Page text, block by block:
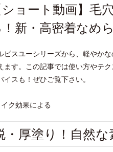
ショート動画】
！新・高密着なめ
ビスユーシリーズから、軽やか
ます。この記事では使い方やテ
イスも！ぜひご覧下さい。
ク効果による
・厚塗り！自然